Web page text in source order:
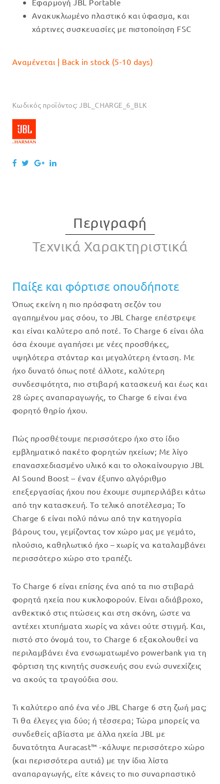
Εφαρμογή JBL Portable
Ανακυκλωμένο πλαστικό και ύφασμα, και
χάρτινες συσκευασίες με πιστοποίηση FSC
Αναμένεται | Back in stock (5-10 days)
Κωδικός προϊόντος:JBL_CHARGE_6_BLK
Περιγραφή
Τεχνικά Χαρακτηριστικά
Παίξε και φόρτισε οπουδήποτε
Όπως εκείνη η πιο πρόσφατη σεζόν του
αγαπημένου μας σόου, το JBL Charge επέστρεψε
και είναι καλύτερο από ποτέ. Το Charge 6 είναι όλα
όσα έχουμε αγαπήσει με νέες προσθήκες,
υψηλότερα στάνταρ και μεγαλύτερη ένταση. Με
ήχο δυνατό όπως ποτέ άλλοτε, καλύτερη
συνδεσιμότητα, πιο στιβαρή κατασκευή και έως και
28 ώρες αναπαραγωγής, το Charge 6 είναι ένα
φορητό θηρίο ήχου.
Πώς προσθέτουμε περισσότερο ήχο στο ίδιο
εμβληματικό πακέτο φορητών ηχείων; Με λίγο
επανασχεδιασμένο υλικό και το ολοκαίνουργιο JBL
AI Sound Boost – έναν έξυπνο αλγόριθμο
επεξεργασίας ήχου που έχουμε συμπεριλάβει κάτω
από την κατασκευή. Το τελικό αποτέλεσμα; Το
Charge 6 είναι πολύ πάνω από την κατηγορία
βάρους του, γεμίζοντας τον χώρο μας με γεμάτο,
πλούσιο, καθηλωτικό ήχο – χωρίς να καταλαμβάνει
περισσότερο χώρο στο τραπέζι.
Το Charge 6 είναι επίσης ένα από τα πιο στιβαρά
φορητά ηχεία που κυκλοφορούν. Είναι αδιάβροχο,
ανθεκτικό στις πτώσεις και στη σκόνη, ώστε να
αντέχει χτυπήματα χωρίς να χάνει ούτε στιγμή. Και,
πιστό στο όνομά του, το Charge 6 εξακολουθεί να
περιλαμβάνει ένα ενσωματωμένο powerbank για τη
φόρτιση της κινητής συσκευής σου ενώ συνεχίζεις
να ακούς τα τραγούδια σου.
Τι καλύτερο από ένα νέο JBL Charge 6 στη ζωή μας;
Τι θα έλεγες για δύο; ή τέσσερα; Τώρα μπορείς να
συνδεθείς αβίαστα με άλλα ηχεία JBL με
δυνατότητα Auracast™ -κάλυψε περισσότερο χώρο
(και περισσότερα αυτιά) με την ίδια λίστα
αναπαραγωγής, είτε κάνεις το πιο συναρπαστικό